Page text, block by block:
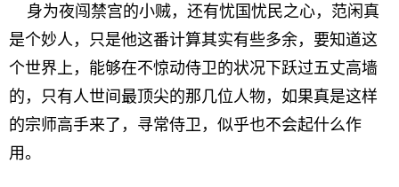
身为夜闯禁宫的小贼，还有忧国忧民之心，范闲真
是个妙人，只是他这番计算其实有些多余，要知道这
个世界上，能够在不惊动侍卫的状况下跃过五丈高墙
的，只有人世间最顶尖的那几位人物，如果真是这样
的宗师高手来了，寻常侍卫，似乎也不会起什么作
用。